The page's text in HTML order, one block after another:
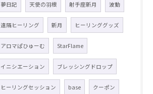
夢日記 天使の羽根 射手座新月 波動
遠隔ヒーリング 新月 ヒーリンググッズ
アロマぱひゅーむ StarFlame
イニシエーション ブレッシングドロップ
ヒーリングセッション base クーポン